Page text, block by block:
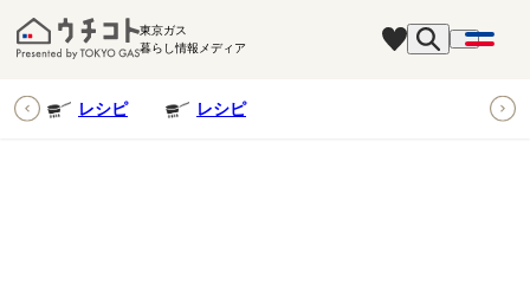
東京ガス
暮らし情報メディア
レシピ レシピ